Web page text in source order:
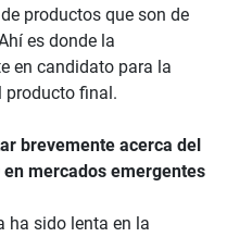
productos que son de
es donde la
en candidato para la
producto final.
brevemente acerca del
mercados emergentes
ha sido lenta en la